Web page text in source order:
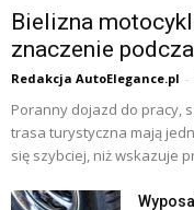
Bielizna
znaczenie
Redakcja AutoElegance.pl -
Poranny dojazd do pracy,
trasa turystyczna mają
się szybciej, niż wskazuje